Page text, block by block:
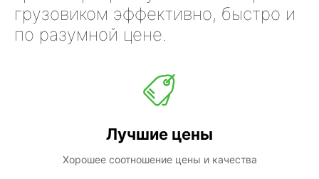
грузовиком эффективно, быстро и
по разумной цене.
Лучшие цены
Хорошее соотношение цены и качества